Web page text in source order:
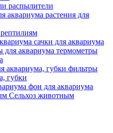
распылители
растения для
рептилиям
сачки для аквариума
термометры
фильтры
губки
фон для аквариума
Сельхоз животным